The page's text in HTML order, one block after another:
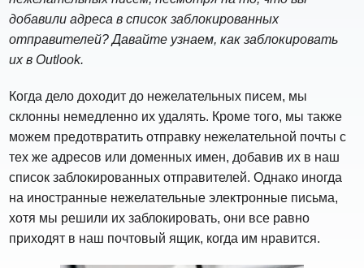
добавили адреса в список заблокированных
отправителей? Давайте узнаем, как заблокировать
их в Outlook.
Когда дело доходит до нежелательных писем, мы
склонны немедленно их удалять. Кроме того, мы также
можем предотвратить отправку нежелательной почты с
тех же адресов или доменных имен, добавив их в наш
список заблокированных отправителей. Однако иногда
на иностранные нежелательные электронные письма,
хотя мы решили их заблокировать, они все равно
приходят в наш почтовый ящик, когда им нравится.